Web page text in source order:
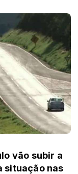
vão subir a
situação nas